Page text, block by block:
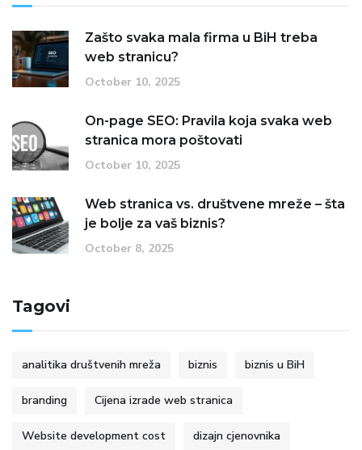
Zašto svaka mala firma u BiH treba
web stranicu?
October 10, 2025
On-page SEO: Pravila koja svaka web
stranica mora poštovati
October 10, 2025
Web stranica vs. društvene mreže – šta
je bolje za vaš biznis?
October 8, 2025
Tagovi
analitika društvenih mreža biznis biznis u BiH
branding Cijena izrade web stranica
Website development cost dizajn cjenovnika